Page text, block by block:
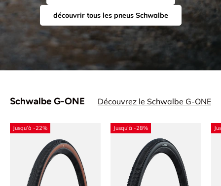
découvrir tous les pneus Schwalbe
Schwalbe G-ONE Découvrez le Schwalbe G-ONE
Jusqu’à -22% Jusqu’à -28%